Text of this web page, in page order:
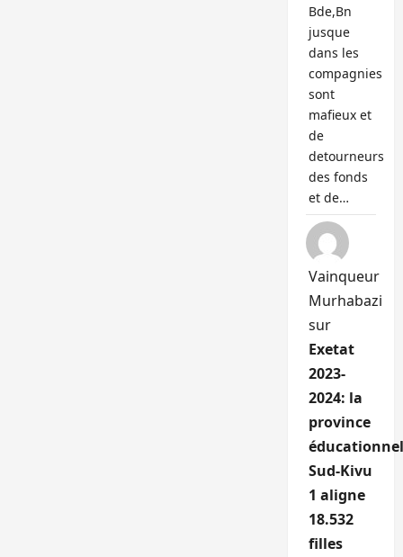
Bde,Bn
jusque
dans les
compagnies
sont
mafieux et
de
detourneurs
des fonds
et de…
Vainqueur
Murhabazi
sur
Exetat
2023-
2024: la
province
Sud-Kivu
1 aligne
18.532
filles